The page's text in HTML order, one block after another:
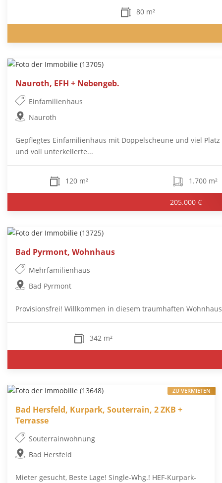
80 m²
Nauroth, EFH + Nebengeb.
Einfamilienhaus
Nauroth
Gepflegtes Einfamilienhaus mit Doppelscheune und viel
und voll unterkellerte...
120 m² 1.700 m²
205.000 €
Bad Pyrmont, Wohnhaus
Mehrfamilienhaus
Bad Pyrmont
Provisionsfrei! Willkommen in diesem traumhaften
342 m²
Bad Hersfeld, Kurpark, Souterrain, 2 ZKB +
Terrasse
Souterrainwohnung
Bad Hersfeld
Mieter gesucht, Beste Lage! Single-Whg.! HEF-Kurpark-
ZU VERMIETEN